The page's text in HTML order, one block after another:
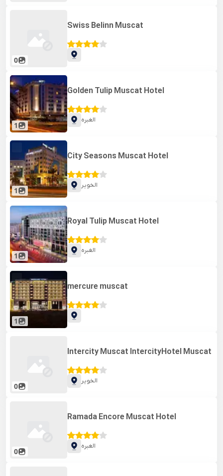
0
Swiss Belinn Muscat
1
Golden Tulip Muscat Hotel
الغبره
1
City Seasons Muscat Hotel
الخویر
1
Royal Tulip Muscat Hotel
الغبره
1
mercure muscat
0
Intercity Muscat IntercityHotel Muscat
الخویر
0
Ramada Encore Muscat Hotel
الغبره